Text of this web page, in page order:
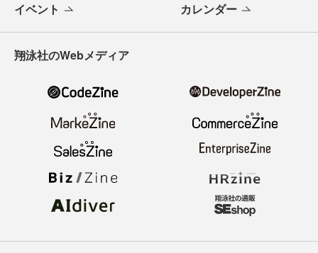
イベント カレンダー
翔泳社のWebメディア